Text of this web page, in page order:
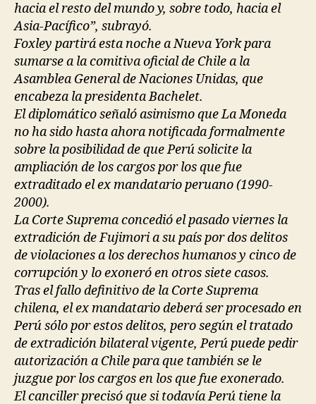
hacia el resto del mundo y, sobre todo, hacia el
Asia-Pacífico”, subrayó.
Foxley partirá esta noche a Nueva York para
sumarse a la comitiva oficial de Chile a la
Asamblea General de Naciones Unidas, que
encabeza la presidenta Bachelet.
El diplomático señaló asimismo que La Moneda
no ha sido hasta ahora notificada formalmente
sobre la posibilidad de que Perú solicite la
ampliación de los cargos por los que fue
extraditado el ex mandatario peruano (1990-
2000).
La Corte Suprema concedió el pasado viernes la
extradición de Fujimori a su país por dos delitos
de violaciones a los derechos humanos y cinco de
corrupción y lo exoneró en otros siete casos.
Tras el fallo definitivo de la Corte Suprema
chilena, el ex mandatario deberá ser procesado en
Perú sólo por estos delitos, pero según el tratado
de extradición bilateral vigente, Perú puede pedir
autorización a Chile para que también se le
juzgue por los cargos en los que fue exonerado.
El canciller precisó que si todavía Perú tiene la